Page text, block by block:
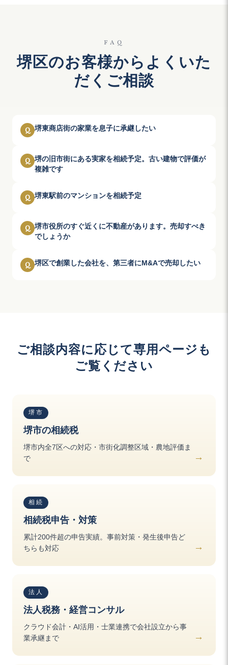
FAQ
堺区のお客様からよくいた
だくご相談
Q 堺東商店街の家業を息子に承継したい
Q 堺の旧市街にある実家を相続予定。古い建物で評価が
複雑です
Q 堺東駅前のマンションを相続予定
Q 堺市役所のすぐ近くに不動産があります。売却すべき
でしょうか
Q 堺区で創業した会社を、第三者にM&Aで売却したい
ご相談内容に応じて専用ページも
ご覧ください
堺市
堺市の相続税
堺市内全7区への対応・市街化調整区域・農地評価ま
で
相続
相続税申告・対策
累計200件超の申告実績。事前対策・発生後申告ど
ちらも対応
法人
法人税務・経営コンサル
クラウド会計・AI活用・士業連携で会社設立から事
業承継まで